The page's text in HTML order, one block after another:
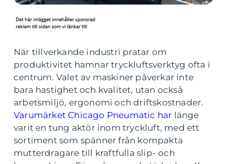
När tillverkande industri pratar om
produktivitet hamnar tryckluftsverktyg ofta i
centrum. Valet av maskiner påverkar inte
bara hastighet och kvalitet, utan också
arbetsmiljö, ergonomi och driftskostnader.
Varumärket Chicago Pneumatic har länge
varit en tung aktör inom tryckluft, med ett
sortiment som spänner från kompakta
mutterdragare till kraftfulla slip- och